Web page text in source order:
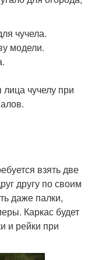
чучела.
модели.
чучелу при
взять две
другу по своим
даже палки,
Каркас будет
и рейки при